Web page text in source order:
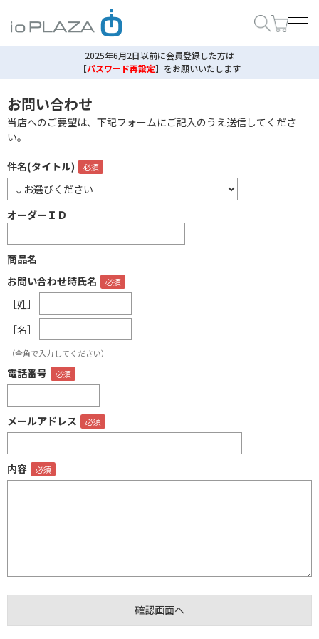
2025年6月2日以前に会員登録した方は
【パスワード再設定】 をお願いいたします
お問い合わせ
当店へのご要望は、下記フォームにご記入のうえ送信してくださ
い。
件名(タイトル)
オーダーＩＤ
商品名
お問い合わせ時氏名
［姓］
［名］
（全角で入力してください）
電話番号
メールアドレス
内容